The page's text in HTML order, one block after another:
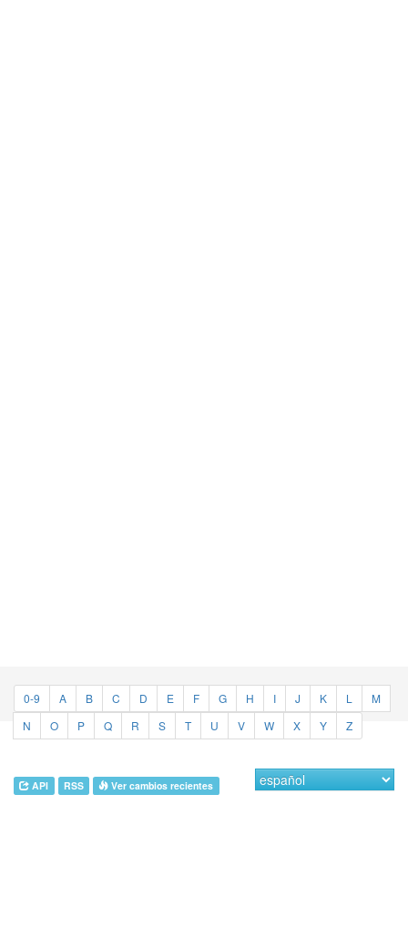
0-9 A B C D E F G H I J K L
M
N
O P Q R S T U V W X Y Z
API RSS Ver cambios recientes